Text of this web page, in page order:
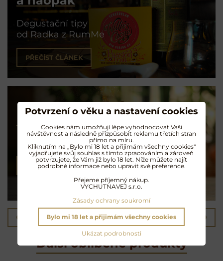
Degustační tipy
od Radka z RumMe
PŘEČÍST ČLÁNEK
Koktejly na rumu
Exotické opojení
NAMÍCHAT KOKTEJL
Předchozí produkt Následující produkt
Další oblíbené produkty
Potvrzení o věku a nastavení cookies
Cookies nám umožňují lépe vyhodnocovat Vaši
návštěvnost a následně přizpůsobit reklamu třetích stran
přímo na míru.
Kliknutím na „Bylo mi 18 let a přijimám všechny cookies"
vyjadřujete svůj souhlas s tímto zpracováním a zároveň
potvrzujete, že Vám již bylo 18 let. Níže můžete najít
podrobné informace nebo upravit své preference.
Přejeme příjemný nákup.
VYCHUTNAVEJ s.r.o.
Zásady ochrany soukromí
Ukázat podrobnosti
Bylo mi 18 let a přijimám všechny cookies